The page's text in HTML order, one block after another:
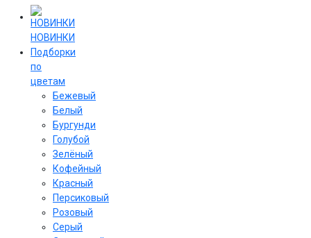
НОВИНКИ
Подборки
по
цветам
Бежевый
Белый
Бургунди
Голубой
Зелёный
Кофейный
Красный
Персиковый
Розовый
Серый